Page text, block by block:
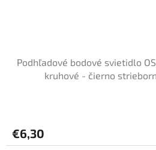
Podhľadové bodové svietidlo
kruhové - čierno
€6,30